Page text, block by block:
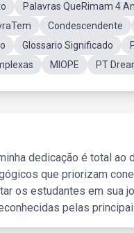
Palavras QueRimam 4
Condescendente
Glossario Significado
MIOPE PT
dedicação é total
que priorizam
os estudantes em sua
pelas